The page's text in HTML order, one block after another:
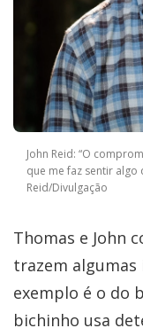
John Reid: “O
que me faz sentir algo
Reid/Divulgação
Thomas e John
trazem algumas
exemplo é o do
bichinho usa